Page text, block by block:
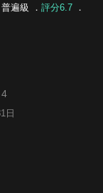
普遍級 ． 評分6.7．
4
日